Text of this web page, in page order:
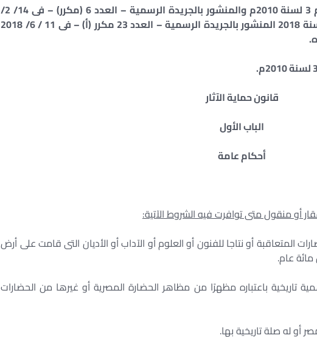
(1) المادة الثانية مستبدلة بالقانون رقم 3 لسنة 2010م والمنشور بالجريدة الرسمية – العدد 6 (مكرر) – فى 14/ 2/
2010م ، ثم استبدلت بالقانون رقم 91 لسنة 2018 المنشور بالجريدة الرسمية – العدد 23 مكرر (أ) – فى 11 / 6/ 2018
قانون حماية الآثار
الباب الأول
أحكام عامة
أو منقول متى توافرت فيه الشروط الآتية:
المتعاقبة أو نتاجا للفنون أو العلوم أو الآداب أو الأديان التى قامت على أرض
عام.
تاريخية باعتباره مظهرًا من مظاهر الحضارة المصرية أو غيرها من الحضارات